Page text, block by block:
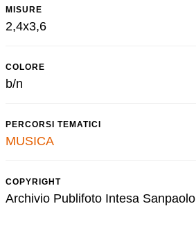
MISURE
2,4x3,6
COLORE
b/n
PERCORSI TEMATICI
MUSICA
COPYRIGHT
Archivio Publifoto Intesa Sanpaolo